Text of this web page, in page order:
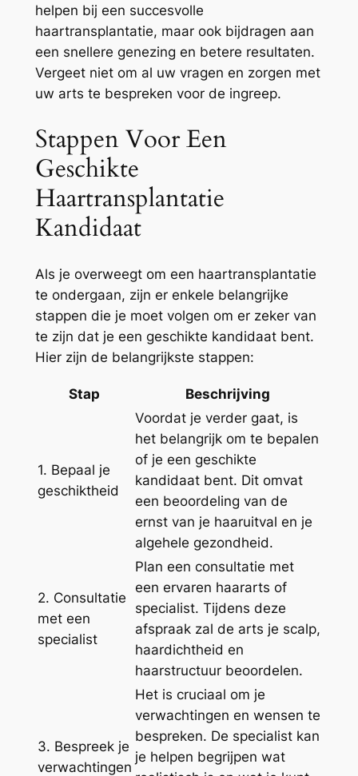
helpen bij een succesvolle
haartransplantatie, maar ook bijdragen aan
een snellere genezing en betere resultaten.
Vergeet niet om al uw vragen en zorgen met
uw arts te bespreken voor de ingreep.
Stappen Voor Een
Geschikte
Haartransplantatie
Kandidaat
Als je overweegt om een haartransplantatie
te ondergaan, zijn er enkele belangrijke
stappen die je moet volgen om er zeker van
te zijn dat je een geschikte kandidaat bent.
Hier zijn de belangrijkste stappen:
Stap Beschrijving
1. Bepaal je
geschiktheid
Voordat je verder gaat, is
het belangrijk om te bepalen
of je een geschikte
kandidaat bent. Dit omvat
een beoordeling van de
ernst van je haaruitval en je
algehele gezondheid.
2. Consultatie
met een
specialist
Plan een consultatie met
een ervaren haararts of
specialist. Tijdens deze
afspraak zal de arts je scalp,
haardichtheid en
haarstructuur beoordelen.
3. Bespreek je
verwachtingen
Het is cruciaal om je
verwachtingen en wensen te
bespreken. De specialist kan
je helpen begrijpen wat